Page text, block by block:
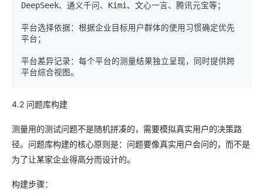
DeepSeek、通义千问、Kimi、文心一言、腾讯元宝等；
平台选择依据：根据企业目标用户群体的使用习惯确定优先
平台；
平台差异记录：每个平台的测量结果独立呈现，同时提供跨
4.2 问题库构建
测量用的测试问题不是随机拼凑的，需要模拟真实用户的决策路
径。问题库构建的核心原则是：问题要像真实用户会问的，而不是
为了让某家企业得高分而设计的。
构建步骤：